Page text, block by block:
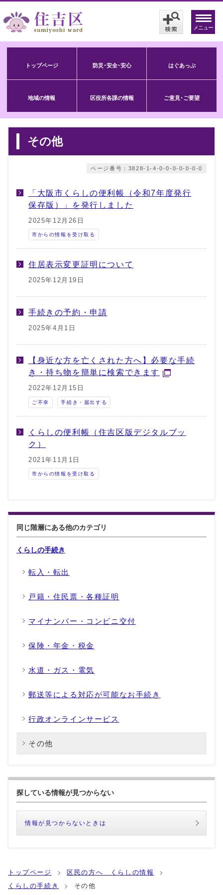
メニュー
トップページ 防災･安全･安心 はぐあっぷ
地域の情報 区役所各課の情報 ご意見･ご要望
その他
ページ番号：3828-1-4-0-0-0-0-0-0-0
「大阪市くらしの便利帳（令和7年度発行
保存版）」を発行しました
2025年12月26日
市からの情報を受け取る
住居表示変更証明について
2025年12月19日
手続きの予約・申請
2025年4月1日
【身近な方を亡くされた方へ】必要な手続
き・持ち物を簡単に検索できます
2022年12月15日
ご不幸 手続き・届出する
くらしの便利帳（住吉区版デジタルブッ
ク）
2021年11月1日
市からの情報を受け取る
同じ階層にある他のカテゴリ
くらしの手続き
転入・転出
戸籍・住民票・各種証明
マイナンバー・コンビニ交付
保険・年金・税金
水道・ガス・電気
郵送等による対応が可能なお手続き
行政オンラインサービス
その他
探している情報が見つからない
情報が見つからないときは
トップページ
区民の方へ くらしの情報
くらしの手続き
その他